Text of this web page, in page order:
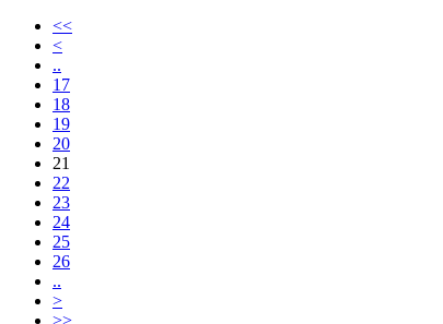
<<
<
..
17
18
19
20
21
22
23
24
25
26
..
>